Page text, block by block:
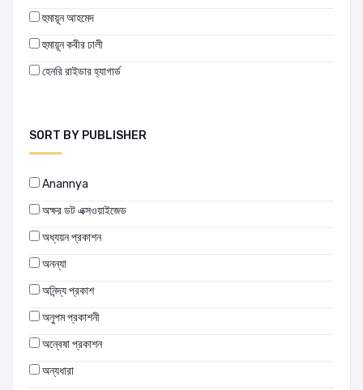
হুমায়ূন আহমেদ
হুমায়ূন কবীর ঢালী
হেনরি রাইডার হ্যাগার্ড
SORT BY PUBLISHER
Anannya
অক্ষর ডট এক্সওয়াইজেড
অধ্যয়ন প্রকাশন
অনন্যা
অনিন্দ্য প্রকাশ
অনুপম প্রকাশনী
অন্বেষা প্রকাশন
অন্যধারা